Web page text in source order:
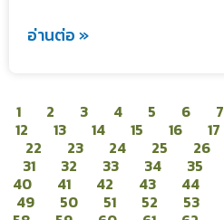
อ่านต่อ »
1 2 3 4 5 6 7
12
13 14 15 16 17
22
23 24 25 26
31
32 33 34 35
40
41 42 43 44
49
50 51 52 53